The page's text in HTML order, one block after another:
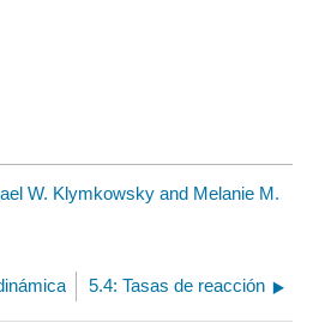
W. Klymkowsky and Melanie M.
5.4: Tasas de reacción